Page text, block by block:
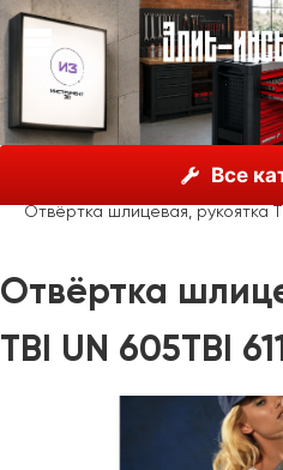
Все
Unior,
Отвёртки шлицевые
Отвёртка шлицевая, рукоятка
Отвёртка
TBI UN 605TBI